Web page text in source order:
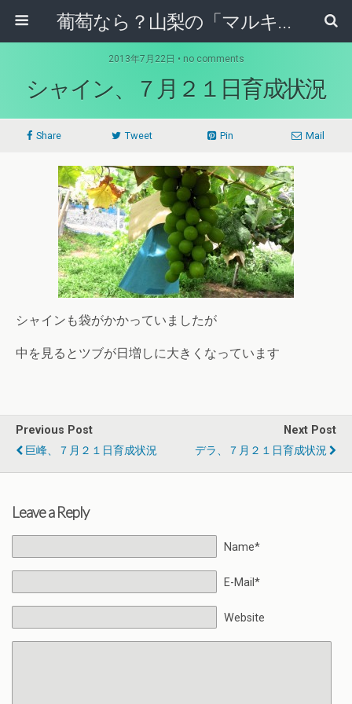
葡萄なら？山梨の「マルキ果樹園」！！
2013年7月22日 • no comments
シャイン、７月２１日育成状況
Share Tweet Pin Mail
シャインも袋がかかっていましたが
中を見るとツブが日増しに大きくなっています
Previous Post
巨峰、７月２１日育成状況
Next Post
デラ、７月２１日育成状況
Leave a Reply
Name*
E-Mail*
Website